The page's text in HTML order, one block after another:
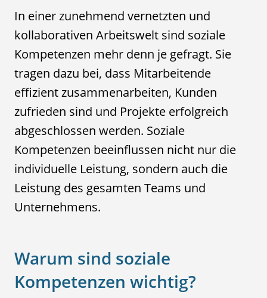
In einer zunehmend vernetzten und
kollaborativen Arbeitswelt sind soziale
Kompetenzen mehr denn je gefragt. Sie
tragen dazu bei, dass Mitarbeitende
effizient zusammenarbeiten, Kunden
zufrieden sind und Projekte erfolgreich
abgeschlossen werden. Soziale
Kompetenzen beeinflussen nicht nur die
individuelle Leistung, sondern auch die
Leistung des gesamten Teams und
Unternehmens.
Warum sind soziale
Kompetenzen wichtig?